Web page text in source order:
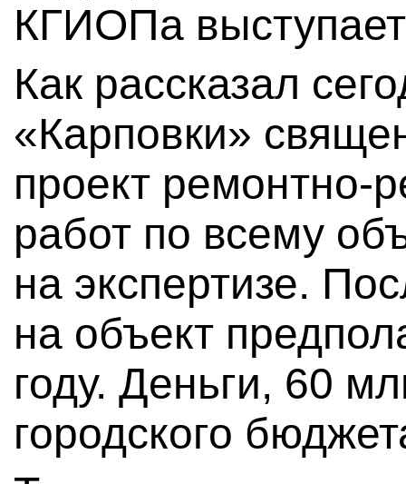
КГИОПа
Как рассказал
«Карповки»
проект ремонтно-
работ по всему
на экспертизе.
на объект
году. Деньги, 60
городского